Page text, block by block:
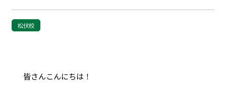
松伏校
皆さんこんにちは！